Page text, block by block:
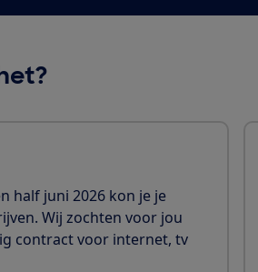
half juni 2026 kon je je
Wij zochten voor jou
contract voor internet, tv